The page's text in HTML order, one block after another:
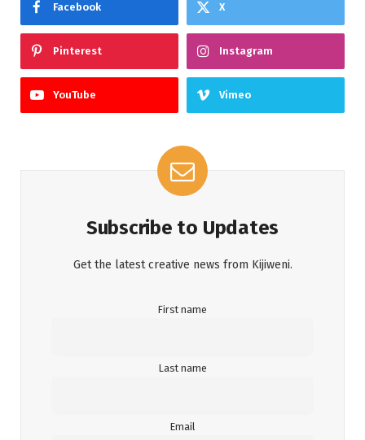
Facebook X
Pinterest Instagram
YouTube Vimeo
Subscribe to Updates
Get the latest creative news from Kijiweni.
First name
Last name
Email